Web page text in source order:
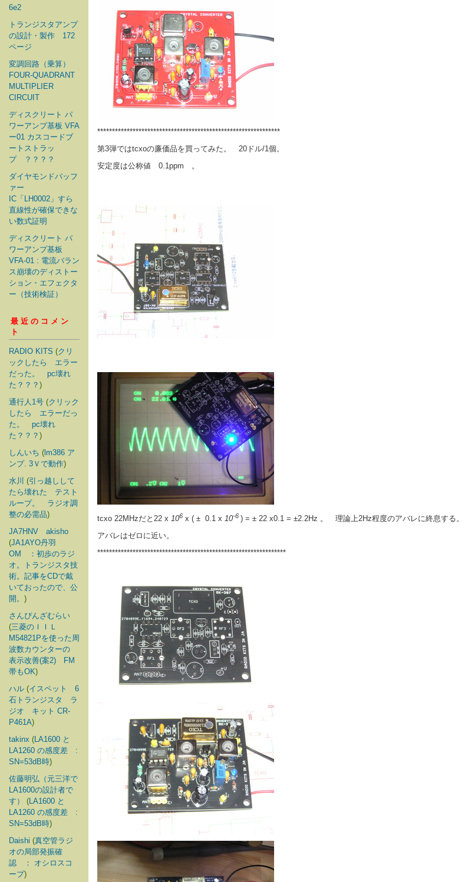
6e2
トランジスタアンプ
の設計・製作 172
ページ
変調回路（乗算）
FOUR-QUADRANT
MULTIPLIER
CIRCUIT
ディスクリート パ
ワーアンプ基板 VFA
ー01 カスコードブ
ートストラッ
プ ？？？？
ダイヤモンドバッフ
ァー
IC「LH0002」すら
直線性が確保できな
い数式証明
ディスクリート パ
ワーアンプ基板
VFA-01 : 電流バラン
ス崩壊のディストー
ション・エフェクタ
ー（技術検証）
最近のコメン
ト
RADIO KITS (クリ
ックしたら エラー
だった。 pc壊れ
た？？？ )
通行人1号 (クリック
したら エラーだっ
た。 pc壊れ
た？？？ )
しんいち ( lm386 ア
ンプ. 3Ｖで動作)
水川 (引っ越しして
たら壊れた テスト
ループ。 ラジオ調
整の必需品)
JA7HNV akisho
(JA1AYO丹羽
OM ：初歩のラジ
オ。トランジスタ技
術。記事をCDで戴
いておったので、公
開。 )
さんぴんざむらい
(三菱のＩＩＬ
M54821Pを使った周
波数カウンターの
表示改善(案2) FM
帯もOK)
ハル (イスペット 6
石トランジスタ ラ
ジオ キット CR-
P461A)
takinx (LA1600 と
LA1260 の感度差 :
SN=53dB時)
佐藤明弘（元三洋で
LA1600の設計者で
す）
(LA1600 と
LA1260 の感度差 :
SN=53dB時)
Daishi (真空管ラジ
オの局部発振確
認 ： オシロスコ
ープ)
**************************************************************
第3弾ではtcxoの廉価品を買ってみた。 20ドル/1個。
安定度は公称値 0.1ppm 。
tcxo 22MHzだと22 x 106 x ( ± 0.1 x 10-6 ) = ± 22 x0.1 = ±2.2Hz 。 理論上2Hz程度のアバレに終息する。
アバレはゼロに近い。
****************************************************************